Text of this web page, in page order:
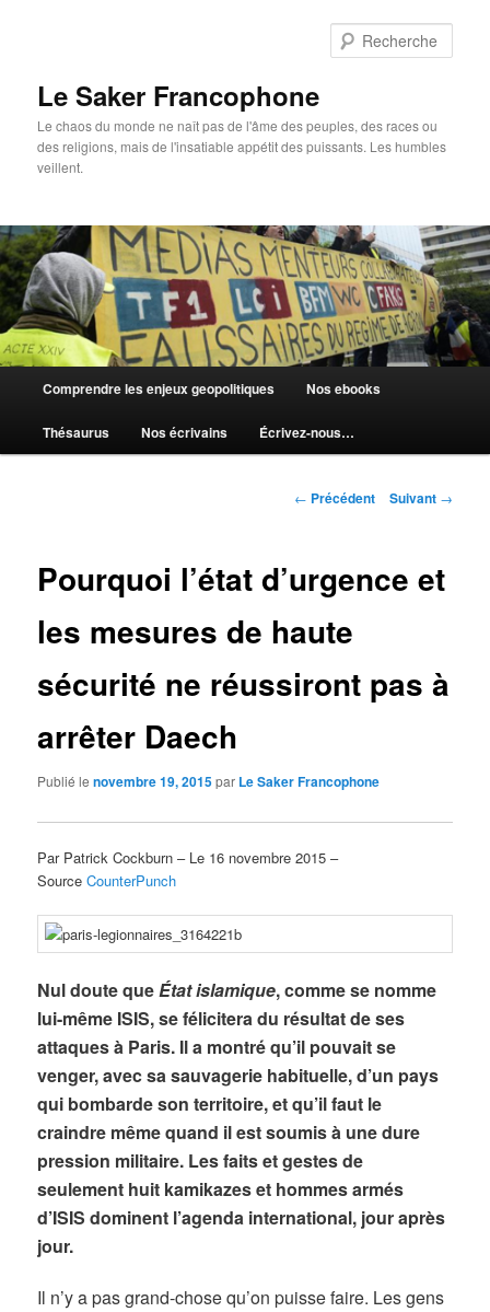
Le Saker Francophone
Le chaos du monde ne naît pas de l'âme des peuples, des races ou
des religions, mais de l'insatiable appétit des puissants. Les humbles
veillent.
Comprendre les enjeux geopolitiques Nos ebooks
Thésaurus Nos écrivains Écrivez-nous…
Navigation
← Précédent Suivant →
Pourquoi l’état d’urgence et
les mesures de haute
sécurité ne réussiront pas à
arrêter Daech
Publié lenovembre 19, 2015par Le Saker Francophone
Par Patrick Cockburn – Le 16 novembre 2015 –
SourceCounterPunch
Nul doute queÉtat islamique, comme se nomme
lui-même ISIS, se félicitera du résultat de ses
attaques à Paris. Il a montré qu’il pouvait se
venger, avec sa sauvagerie habituelle, d’un pays
qui bombarde son territoire, et qu’il faut le
craindre même quand il est soumis à une dure
pression militaire. Les faits et gestes de
seulement huit kamikazes et hommes armés
d’ISIS dominent l’agenda international, jour après
jour.
Il n’y a pas grand-chose qu’on puisse faire. Les gens